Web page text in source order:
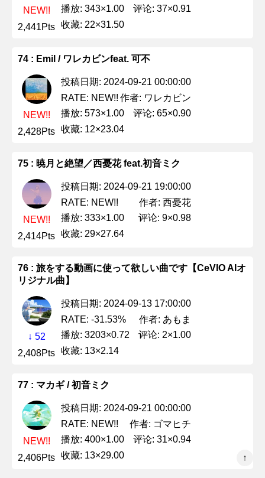
NEW!!
2,441Pts
播放: 343×1.00
评论: 37×0.91
收藏: 22×31.50
74 : Emil / ワレカビンfeat. 可不
NEW!!
2,428Pts
投稿日期: 2024-09-21 00:00:00
RATE: NEW!! 作者: ワレカビン
播放: 573×1.00
评论: 65×0.90
收藏: 12×23.04
75 : 暁月と絶望／西憂花 feat.初音ミク
NEW!!
2,414Pts
投稿日期: 2024-09-21 19:00:00
RATE: NEW!!
作者: 西憂花
播放: 333×1.00
评论: 9×0.98
收藏: 29×27.64
76 : 旅をする動画に使って欲しい曲です【CeVIO AIオ
リジナル曲】
↓ 52
2,408Pts
投稿日期: 2024-09-13 17:00:00
RATE: -31.53%
作者: あもま
播放: 3203×0.72
评论: 2×1.00
收藏: 13×2.14
77 : マカギ / 初音ミク
NEW!!
2,406Pts
投稿日期: 2024-09-21 00:00:00
RATE: NEW!!
作者: ゴマヒチ
播放: 400×1.00
评论: 31×0.94
收藏: 13×29.00
↑